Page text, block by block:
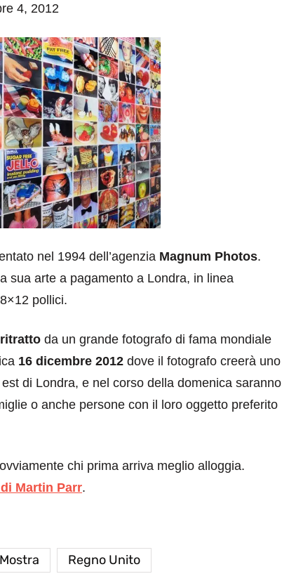
4, 2012
nel 1994 dell’agenzia Magnum Photos.
sua arte a pagamento a Londra, in linea
pollici.
ritratto da un grande fotografo di fama mondiale
16 dicembre 2012 dove il fotografo creerà uno
di Londra, e nel corso della domenica saranno
o anche persone con il loro oggetto preferito
chi prima arriva meglio alloggia.
Martin Parr.
Mostra Regno Unito